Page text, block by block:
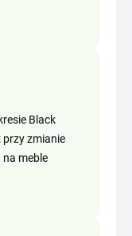
Black
przy zmianie
meble